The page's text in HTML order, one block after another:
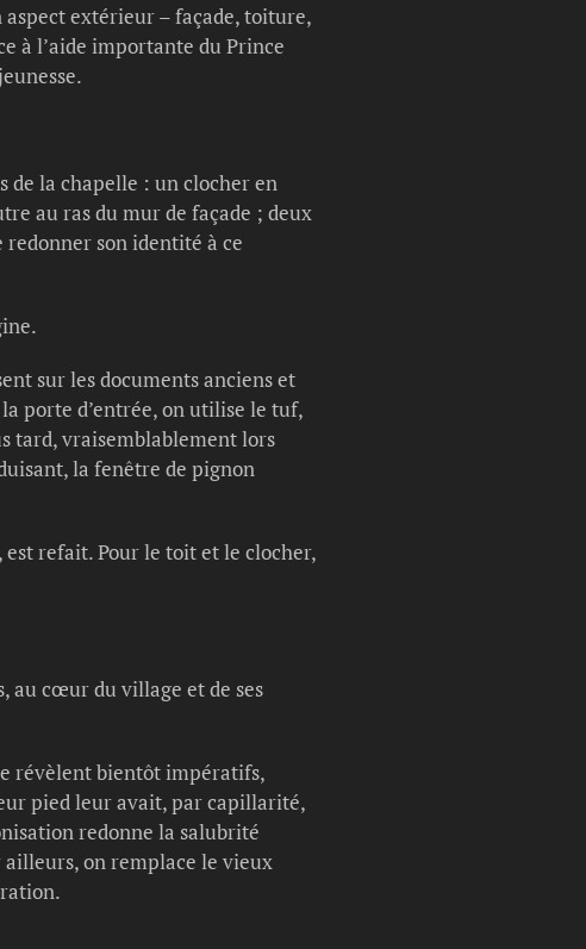
extérieur – façade, toiture,
à l’aide importante du Prince
de la chapelle : un clocher en
au ras du mur de façade ; deux
son identité à ce
sur les documents anciens et
porte d’entrée, on utilise le tuf,
tard, vraisemblablement lors
la fenêtre de pignon
refait. Pour le toit et le clocher,
au cœur du village et de ses
révèlent bientôt impératifs,
pied leur avait, par capillarité,
redonne la salubrité
on remplace le vieux